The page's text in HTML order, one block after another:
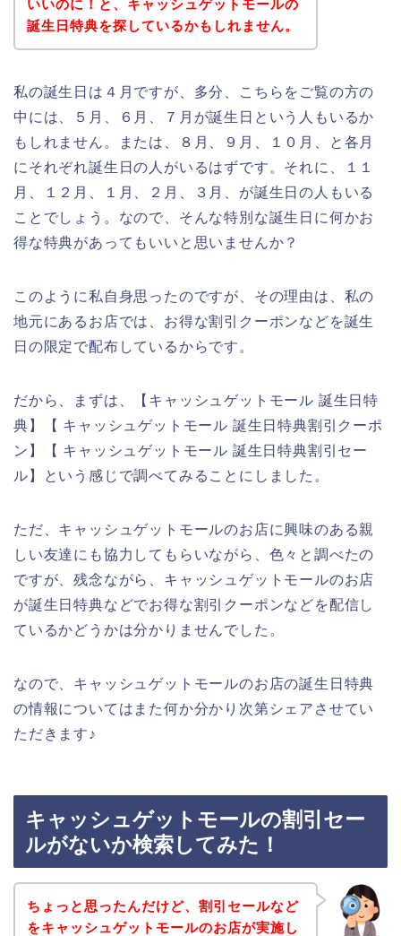
いいのに！と、キャッシュゲットモールの
誕生日特典を探しているかもしれません。
私の誕生日は４月ですが、多分、こちらをご覧の方の
中には、５月、６月、７月が誕生日という人もいるか
もしれません。または、８月、９月、１０月、と各月
にそれぞれ誕生日の人がいるはずです。それに、１１
月、１２月、１月、２月、３月、が誕生日の人もいる
ことでしょう。なので、そんな特別な誕生日に何かお
得な特典があってもいいと思いませんか？
このように私自身思ったのですが、その理由は、私の
地元にあるお店では、お得な割引クーポンなどを誕生
日の限定で配布しているからです。
だから、まずは、【キャッシュゲットモール 誕生日特
典】【 キャッシュゲットモール 誕生日特典割引クーポ
ン】【 キャッシュゲットモール 誕生日特典割引セー
ル】という感じで調べてみることにしました。
ただ、キャッシュゲットモールのお店に興味のある親
しい友達にも協力してもらいながら、色々と調べたの
ですが、残念ながら、キャッシュゲットモールのお店
が誕生日特典などでお得な割引クーポンなどを配信し
ているかどうかは分かりませんでした。
なので、キャッシュゲットモールのお店の誕生日特典
の情報についてはまた何か分かり次第シェアさせてい
ただきます♪
キャッシュゲットモールの割引セー
ルがないか検索してみた！
ちょっと思ったんだけど、割引セールなど
をキャッシュゲットモールのお店が実施し